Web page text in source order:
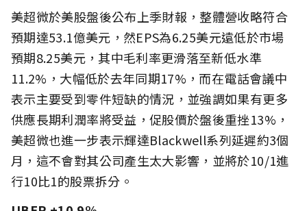
美超微於美股盤後公布上季財報，整體營收略符合
預期達53.1億美元，然EPS為6.25美元遠低於市場
預期8.25美元，其中毛利率更滑落至新低水準
11.2%，大幅低於去年同期17%，而在電話會議中
表示主要受到零件短缺的情況，並強調如果有更多
供應長期利潤率將受益，促股價於盤後重挫13%，
美超微也進一步表示輝達Blackwell系列延遲約3個
月，這不會對其公司產生太大影響，並將於10/1進
行10比1的股票拆分。